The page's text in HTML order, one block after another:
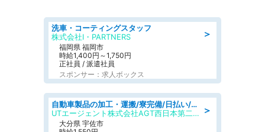
＞
洗車・コーティングスタッフ
株式会社I・PARTNERS
福岡県 福岡市
時給1,400円～1,750円
正社員 / 派遣社員
スポンサー：求人ボックス
＞
自動車製品の加工・運搬/寮完備/日払い/工場・製造
UTエージェント株式会社AGT西日本第二CU
大分県 宇佐市